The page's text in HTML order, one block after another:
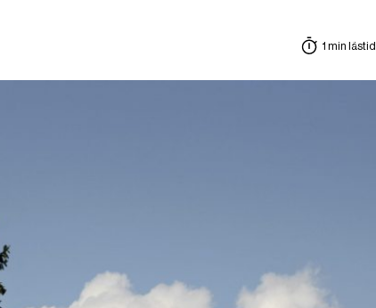
1 min lästid